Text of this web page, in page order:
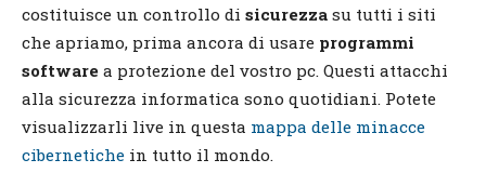
costituisce un controllo di sicurezza su tutti i siti
che apriamo, prima ancora di usare programmi
software a protezione del vostro pc. Questi attacchi
alla sicurezza informatica sono quotidiani. Potete
visualizzarli live in questa mappa delle minacce
cibernetiche in tutto il mondo.